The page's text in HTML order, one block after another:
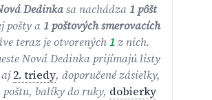
Dedinkasa nachádza1 pôšt
pošty a1 poštových smerovacích
teraz je otvorených1z nich.
Nová Dedinka prijímajú listy
2. triedy, doporučené zásielky,
balíky do ruky, dobierky